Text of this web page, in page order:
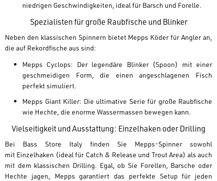
niedrigen Geschwindigkeiten, ideal für Barsch und Forelle.
Spezialisten für große Raubfische und Blinker
Neben den klassischen Spinnern bietet Mepps Köder für Angler an,
die auf Rekordfische aus sind:
Mepps Cyclops: Der legendäre Blinker (Spoon) mit einer
geschmeidigen Form, die einen angeschlagenen Fisch
perfekt simuliert.
Mepps Giant Killer: Die ultimative Serie für große Raubfische
wie Hechte, die enorme Wassermassen bewegen kann.
Vielseitigkeit und Ausstattung: Einzelhaken oder Drilling
Bei Bass Store Italy finden Sie Mepps-Spinner sowohl
mit Einzelhaken (ideal für Catch & Release und Trout Area) als auch
mit dem klassischen Drilling. Egal, ob Sie Forellen, Barsche oder
Hechte jagen, Mepps garantiert das perfekte Setup für jeden